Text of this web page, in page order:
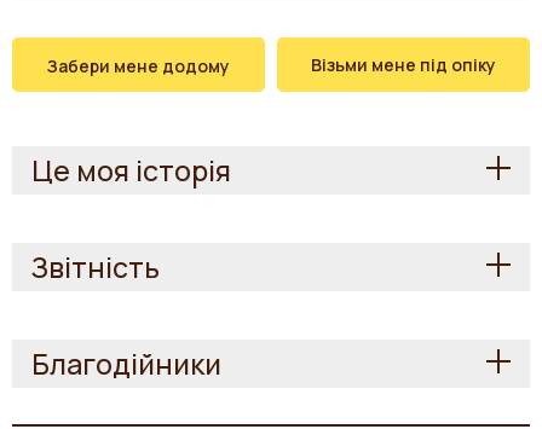
Забери мене додому Візьми мене під опіку
Це моя історія
Звітність
Благодійники